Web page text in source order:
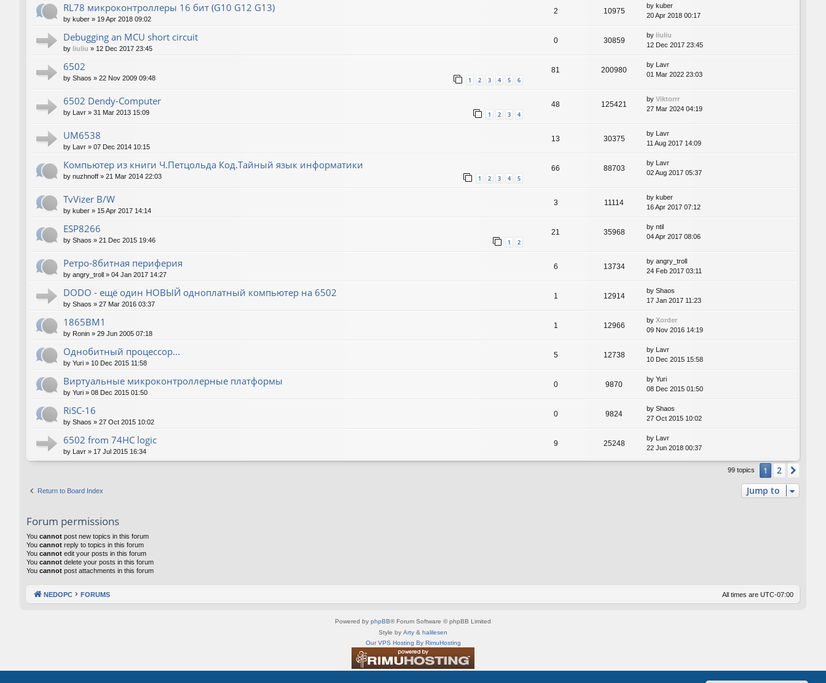
RL78 микроконтроллеры 16 бит (G10 G12 G13)
by kuber » 19 Apr 2018 09:02
2 10975
by kuber
20 Apr 2018 00:17
Debugging an MCU short circuit
by liuliu » 12 Dec 2017 23:45
0 30859
by liuliu
12 Dec 2017 23:45
6502
by Shaos » 22 Nov 2009 09:48 1 2 3 4 5 6
81 200980
by Lavr
01 Mar 2022 23:03
6502 Dendy-Computer
by Lavr » 31 Mar 2013 15:09 1 2 3 4
48 125421
by Viktorrr
27 Mar 2024 04:19
UM6538
by Lavr » 07 Dec 2014 10:15
13 30375
by Lavr
11 Aug 2017 14:09
Компьютер из книги Ч.Петцольда Код.Тайный язык информатики
by nuzhnoff » 21 Mar 2014 22:03 1 2 3 4 5
66 88703
by Lavr
02 Aug 2017 05:37
TvVizer B/W
by kuber » 15 Apr 2017 14:14
3 11114
by kuber
16 Apr 2017 07:12
ESP8266
by Shaos » 21 Dec 2015 19:46 1 2
21 35968
by ntil
04 Apr 2017 08:06
Ретро-8битная периферия
by angry_troll » 04 Jan 2017 14:27
6 13734
by angry_troll
24 Feb 2017 03:11
DODO - ещё один НОВЫЙ одноплатный компьютер на 6502
by Shaos » 27 Mar 2016 03:37
1 12914
by Shaos
17 Jan 2017 11:23
1865ВМ1
by Ronin » 29 Jun 2005 07:18
1 12966
by Xorder
09 Nov 2016 14:19
Однобитный процессор...
by Yuri » 10 Dec 2015 11:58
5 12738
by
Lavr
10 Dec 2015 15:58
Виртуальные микроконтроллерные платформы
by Yuri » 08 Dec 2015 01:50
0 9870
by Yuri
08 Dec 2015 01:50
RiSC-16
by Shaos » 27 Oct 2015 10:02
0 9824
by Shaos
27 Oct 2015 10:02
6502 from 74HC logic
by Lavr » 17 Jul 2015 16:34
9 25248
by
Lavr
22 Jun 2018 00:37
99 topics 1 2
Return to Board Index Jump to
Forum permissions
You cannot post new topics in this forum
You cannot reply to topics in this forum
You cannot edit your posts in this forum
You cannot delete your posts in this forum
You cannot post attachments in this forum
NEDOPC FORUMS All times are UTC-07:00
Powered by phpBB® Forum Software © phpBB Limited
Style by Arty & halilesen
Our VPS Hosting By RimuHosting